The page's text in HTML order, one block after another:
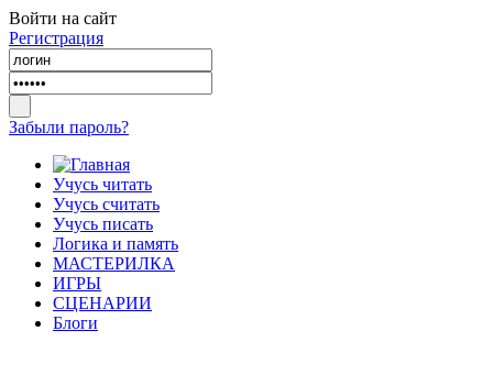
Войти на сайт
Регистрация
Забыли пароль?
Учусь читать
Учусь считать
Учусь писать
Логика и память
МАСТЕРИЛКА
ИГРЫ
СЦЕНАРИИ
Блоги